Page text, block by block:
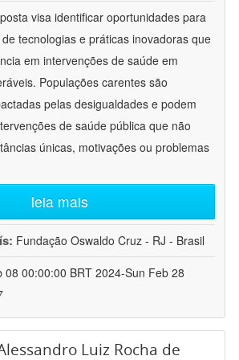
visa identificar oportunidades para
tecnologias e práticas inovadoras que
em intervenções de saúde em
Populações carentes são
pelas desigualdades e podem
de saúde pública que não
únicas, motivações ou problemas
leia mais
Fundação Oswaldo Cruz - RJ - Brasil
08 00:00:00 BRT 2024-Sun Feb 28
Luiz Rocha de